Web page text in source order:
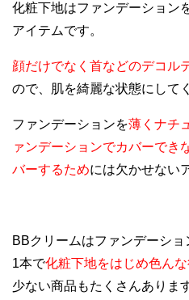
化粧下地はファンデーション
アイテムです。
顔だけでなく首などのデコル
ので、肌を綺麗な状態にして
ファンデーションを薄くナチ
ァンデーションでカバーでき
バーするためには欠かせない
BBクリームはファンデーショ
1本で化粧下地をはじめ色ん
少ない商品もたくさんあります